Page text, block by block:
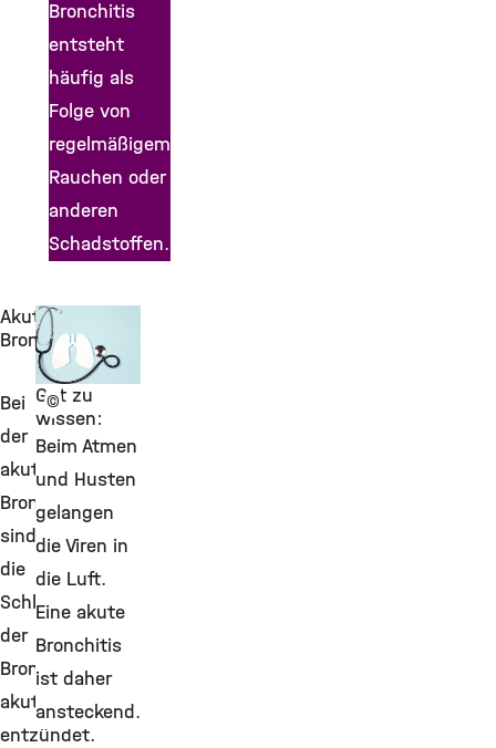
Bronchitis
entsteht
häufig als
Folge von
regelmäßigem
Rauchen oder
anderen
Schadstoffen.
Akute
Bronchitis
Bei
der
akuten
Bronchitis
sind
die
Schleimhäute
der
Bronchien
akut
entzündet.
Gut zu
wissen:
Beim Atmen
und Husten
gelangen
die Viren in
die Luft.
Eine akute
Bronchitis
ist daher
ansteckend.
©